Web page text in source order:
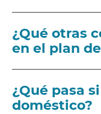
¿Qué otras
en el plan
¿Qué pasa
doméstico?